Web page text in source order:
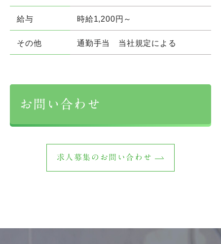
給与 時給1,200円～
その他 通勤手当 当社規定による
お問い合わせ
求人募集のお問い合わせ